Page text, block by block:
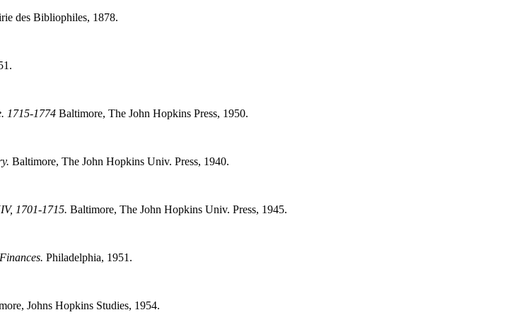
des Bibliophiles, 1878.
1715-1774Baltimore, The John Hopkins Press, 1950.
Baltimore, The John Hopkins Univ. Press, 1940.
1701-1715. Baltimore, The John Hopkins Univ. Press, 1945.
Philadelphia, 1951.
Johns Hopkins Studies, 1954.